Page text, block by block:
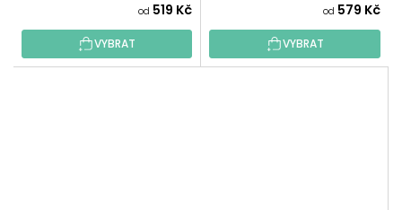
od 519 Kč
VYBRAT
od 579 Kč
VYBRAT